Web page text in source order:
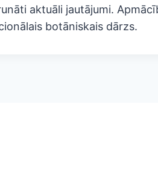
aktuāli jautājumi.
botāniskais dārzs.